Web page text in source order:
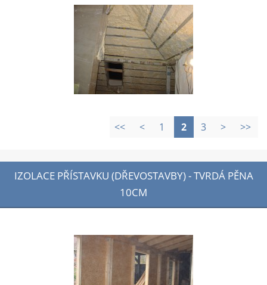
<< < 1 2 3 > >>
IZOLACE PŘÍSTAVKU (DŘEVOSTAVBY) - TVRDÁ PĚNA
10CM